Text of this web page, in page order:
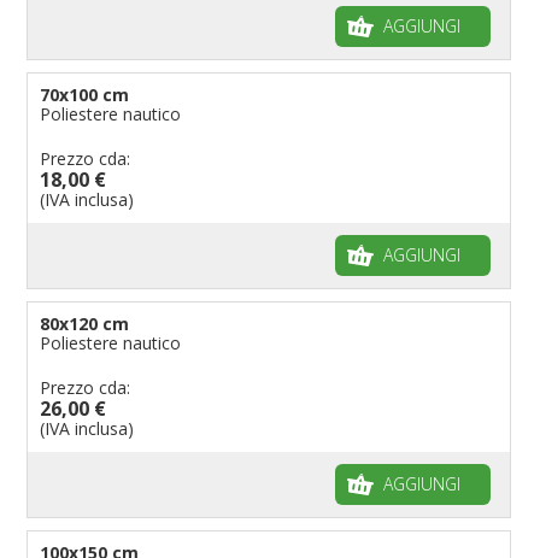
AGGIUNGI
70x100 cm
Poliestere nautico
Prezzo cda:
18,00 €
(IVA inclusa)
AGGIUNGI
80x120 cm
Poliestere nautico
Prezzo cda:
26,00 €
(IVA inclusa)
AGGIUNGI
100x150 cm